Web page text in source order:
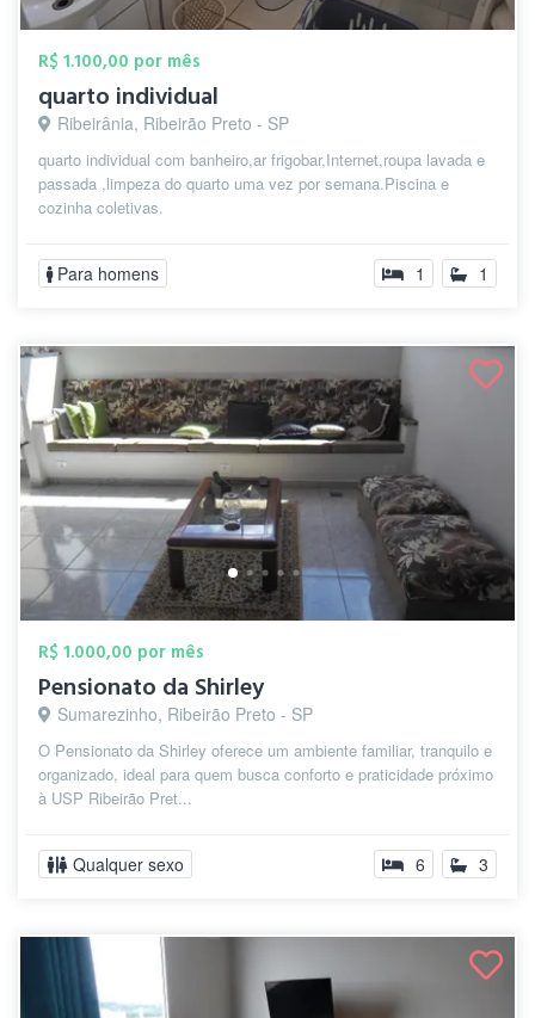
R$ 1.100,00 por mês
quarto individual
Ribeirânia, Ribeirão Preto - SP
quarto individual com banheiro,ar frigobar,Internet,roupa lavada e
passada ,limpeza do quarto uma vez por semana.Piscina e
cozinha coletivas.
Para homens 1 1
R$ 1.000,00 por mês
Pensionato da Shirley
Sumarezinho, Ribeirão Preto - SP
O Pensionato da Shirley oferece um ambiente familiar, tranquilo e
organizado, ideal para quem busca conforto e praticidade próximo
à USP Ribeirão Pret...
Qualquer sexo 6 3